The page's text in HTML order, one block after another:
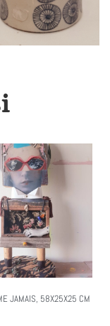
JAMAIS, 58X25X25 CM